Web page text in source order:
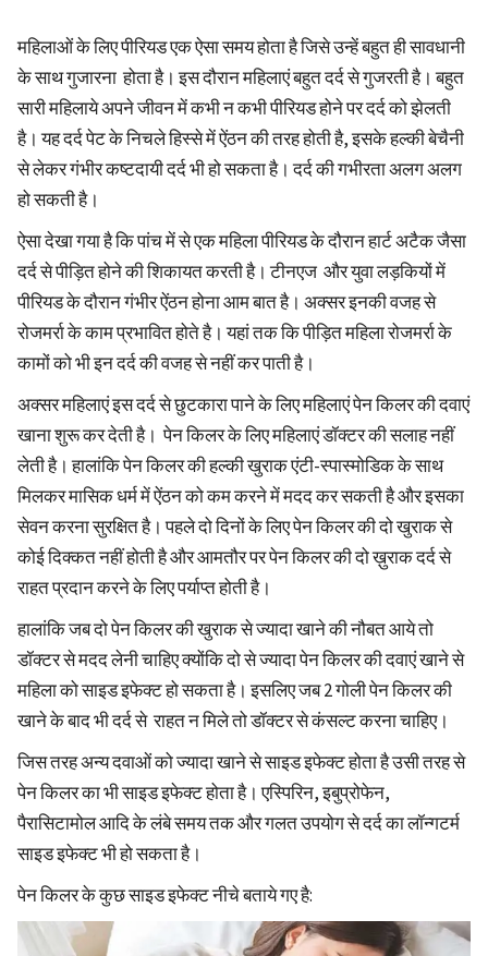
महिलाओं के लिए पीरियड एक ऐसा समय होता है जिसे उन्हें बहुत ही सावधानी
के साथ गुजारना होता है। इस दौरान महिलाएं बहुत दर्द से गुजरती है। बहुत
सारी महिलाये अपने जीवन में कभी न कभी पीरियड होने पर दर्द को झेलती
है। यह दर्द पेट के निचले हिस्से में ऐंठन की तरह होती है, इसके हल्की बेचैनी
से लेकर गंभीर कष्टदायी दर्द भी हो सकता है। दर्द की गभीरता अलग अलग
हो सकती है।
ऐसा देखा गया है कि पांच में से एक महिला पीरियड के दौरान हार्ट अटैक जैसा
दर्द से पीड़ित होने की शिकायत करती है। टीनएज और युवा लड़कियों में
पीरियड के दौरान गंभीर ऐंठन होना आम बात है। अक्सर इनकी वजह से
रोजमर्रा के काम प्रभावित होते है। यहां तक कि पीड़ित महिला रोजमर्रा के
कामों को भी इन दर्द की वजह से नहीं कर पाती है।
अक्सर महिलाएं इस दर्द से छुटकारा पाने के लिए महिलाएं पेन किलर की दवाएं
खाना शुरू कर देती है। पेन किलर के लिए महिलाएं डॉक्टर की सलाह नहीं
लेती है। हालांकि पेन किलर की हल्की खुराक एंटी-स्पास्मोडिक के साथ
मिलकर मासिक धर्म में ऐंठन को कम करने में मदद कर सकती है और इसका
सेवन करना सुरक्षित है। पहले दो दिनों के लिए पेन किलर की दो खुराक से
कोई दिक्कत नहीं होती है और आमतौर पर पेन किलर की दो ख़ुराक दर्द से
राहत प्रदान करने के लिए पर्याप्त होती है।
हालांकि जब दो पेन किलर की खुराक से ज्यादा खाने की नौबत आये तो
डॉक्टर से मदद लेनी चाहिए क्योंकि दो से ज्यादा पेन किलर की दवाएं खाने से
महिला को साइड इफेक्ट हो सकता है। इसलिए जब 2 गोली पेन किलर की
खाने के बाद भी दर्द से राहत न मिले तो डॉक्टर से कंसल्ट करना चाहिए।
जिस तरह अन्य दवाओं को ज्यादा खाने से साइड इफेक्ट होता है उसी तरह से
पेन किलर का भी साइड इफेक्ट होता है। एस्पिरिन, इबुप्रोफेन,
पैरासिटामोल आदि के लंबे समय तक और गलत उपयोग से दर्द का लॉन्गटर्म
साइड इफेक्ट भी हो सकता है।
पेन किलर के कुछ साइड इफेक्ट नीचे बताये गए है: